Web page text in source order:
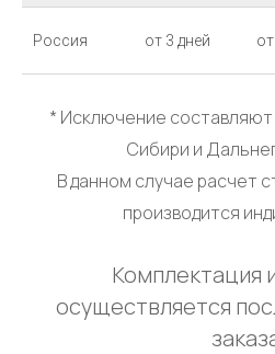
Россия от 3 дней
* Исключение
Сибири и
В данном случае расчет
производится
Комплектация
осуществляется